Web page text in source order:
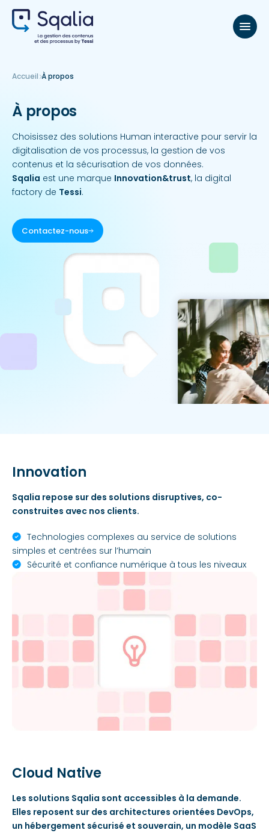
Accueil À propos
À propos
Choisissez des solutions Human interactive pour servir la
digitalisation de vos processus, la gestion de vos
contenus et la sécurisation de vos données.
Sqalia est une marque Innovation&trust, la digital
factory de Tessi.
Contactez-nous
Innovation
Sqalia repose sur des solutions disruptives, co-
construites avec nos clients.
Technologies complexes au service de solutions
simples et centrées sur l’humain
Sécurité et confiance numérique à tous les niveaux
Cloud Native
Les solutions Sqalia sont accessibles à la demande.
Elles reposent sur des architectures orientées DevOps,
un hébergement sécurisé et souverain, un modèle SaaS